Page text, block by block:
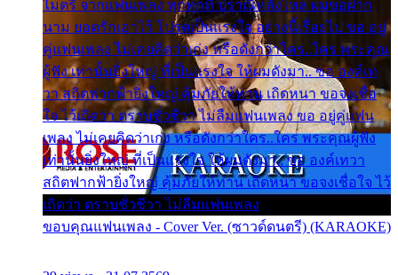
ไมตรี จากแฟนเพลง ทุกทุกที่ ปราณีหลั่งไหล ผมขอฝาก
นาม ยอดรักเอาไว้ โปรดเป็นแรงใจ อย่างนี้เรื่อยไป ขอ อยู่
คู่แฟนเพลง ไม่เคยคิดว่าเก่ง หรือดังกว่าใคร..ใคร พระคุณ
ผู้ฟัง เท่านั้นยิ่งใหญ่ ที่เป็นแรงใจ ให้ผมดังมา.. ขอ องค์เท
วา สถิตฟากฟ้ายิ่งใหญ่ คุ้มภัยให้ท่าน เถิดหนา ขอจงเชื่อ
ใจ ไว้เถิดว่า ตราบชั่วชีวา ไม่ลืมแฟนเพลง ขอ อยู่คู่แฟน
เพลง ไม่เคยคิดว่าเก่ง หรือดังกว่าใคร..ใคร พระคุณผู้ฟัง
เท่านั้นยิ่งใหญ่ ที่เป็นแรงใจ ให้ผมดังมา.. ขอ องค์เทวา
สถิตฟากฟ้ายิ่งใหญ่ คุ้มภัยให้ท่าน เถิดหนา ขอจงเชื่อใจ ไว้
เถิดว่า ตราบชั่วชีวา ไม่ลืมแฟนเพลง
ขอบคุณแฟนเพลง - Cover Ver. (ซาวด์ดนตรี) (KARAOKE)